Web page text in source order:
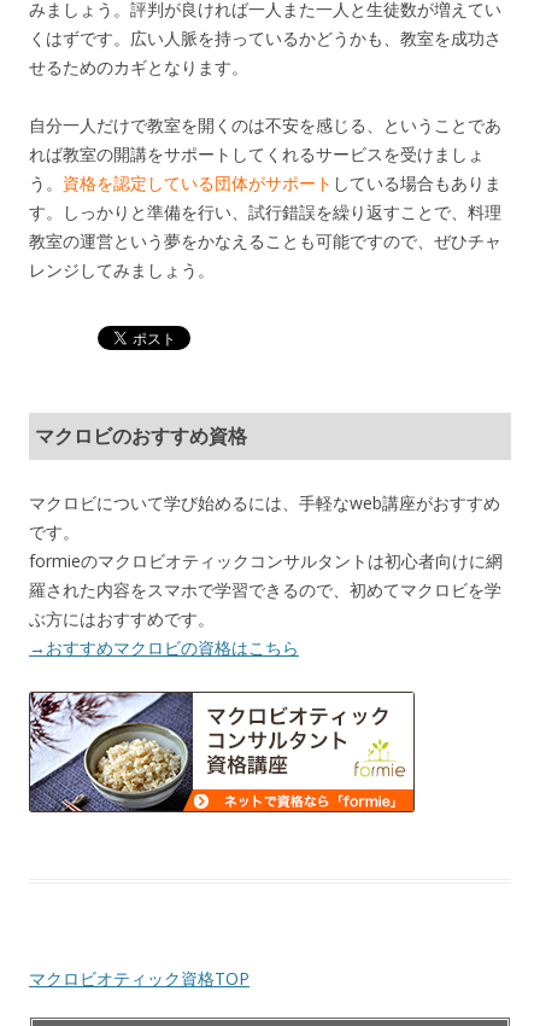
みましょう。評判が良ければ一人また一人と生徒数が増えてい
くはずです。広い人脈を持っているかどうかも、教室を成功さ
せるためのカギとなります。
自分一人だけで教室を開くのは不安を感じる、ということであ
れば教室の開講をサポートしてくれるサービスを受けましょ
う。 資格を認定している団体がサポート している場合もありま
す。しっかりと準備を行い、試行錯誤を繰り返すことで、料理
教室の運営という夢をかなえることも可能ですので、ぜひチャ
レンジしてみましょう。
マクロビのおすすめ資格
マクロビについて学び始めるには、手軽なweb講座がおすすめ
です。
formieのマクロビオティックコンサルタントは初心者向けに網
羅された内容をスマホで学習できるので、初めてマクロビを学
ぶ方にはおすすめです。
→おすすめマクロビの資格はこちら
マクロビオティック資格TOP